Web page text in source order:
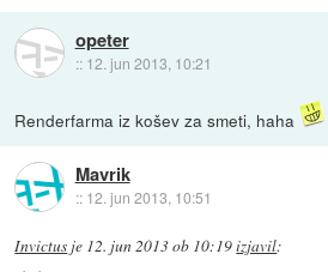
opeter
:: 12. jun 2013, 10:21
Renderfarma iz košev za smeti, haha
Mavrik
:: 12. jun 2013, 10:51
Invictus je 12. jun 2013 ob 10:19izjavil: